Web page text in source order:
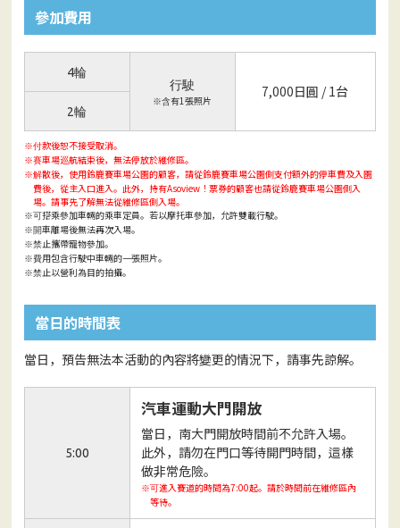
參加費用
4輪
行駛
※含有1張照片
7,000日圓 / 1台
2輪
※付款後恕不接受取消。
※賽車場巡航結束後，無法停放於維修區。
※解散後，使用鈴鹿賽車場公園的顧客，請從鈴鹿賽車場公園側支付額外的停車費及入園
費後，從主入口進入。此外，持有Asoview！票券的顧客也請從鈴鹿賽車場公園側入
場。請事先了解無法從維修區側入場。
※可搭乘參加車輛的乘車定員。若以摩托車參加，允許雙載行駛。
※開車離場後無法再次入場。
※禁止攜帶寵物參加。
※費用包含行駛中車輛的一張照片。
※禁止以營利為目的拍攝。
當日的時間表
當日，預告無法本活動的內容將變更的情況下，請事先諒解。
5:00
汽車運動大門開放
當日，南大門開放時間前不允許入場。
此外，請勿在門口等待開門時間，這樣
做非常危險。
※可進入賽道的時間為7:00起。請於時間前在維修區內
等待。